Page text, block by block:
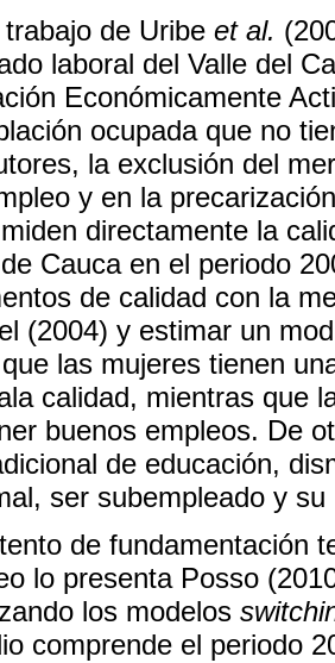
trabajo de Uribe et al.
laboral del Valle del
Económicamente
ocupada que no
la exclusión del
y en la
directamente la
Cauca en el periodo
de calidad con la
(2004) y estimar un
las mujeres tienen
calidad, mientras que
buenos empleos. De
de educación,
ser subempleado y
de fundamentación
lo presenta Posso
los modelos
comprende el periodo